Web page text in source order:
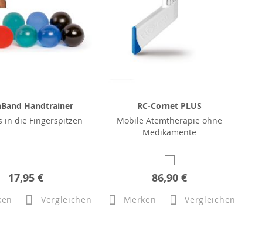
Handtrainer
in die Fingerspitzen
17,95 €
Vergleichen
RC-Cornet PLUS
Mobile Atemtherapie ohne
Medikamente
86,90 €
Merken Vergleichen